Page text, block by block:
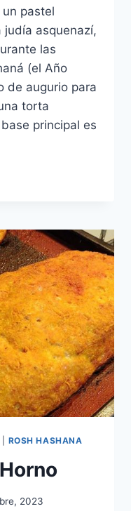
pastel
asquenazí,
las
(el Año
de augurio para
torta
principal es
ROSH HASHANA
2023